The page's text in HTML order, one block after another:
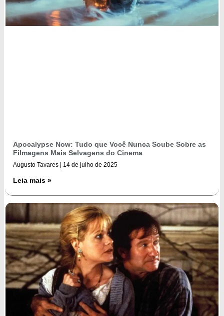
Apocalypse Now: Tudo que Você Nunca Soube Sobre as
Filmagens Mais Selvagens do Cinema
Augusto Tavares 14 de julho de 2025
Leia mais »